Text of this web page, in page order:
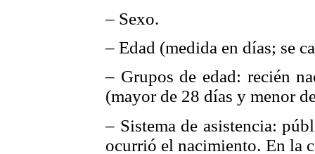
– Sexo.
– Edad (medida en días; se
– Grupos de edad: recién
(mayor de 28 días y menor
– Sistema de asistencia:
ocurrió el nacimiento. En la